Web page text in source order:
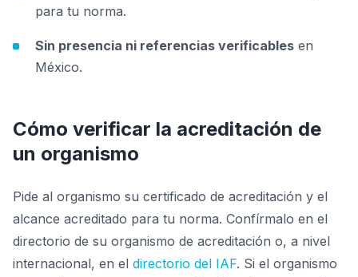
para tu norma.
Sin presencia ni referencias verificables en
México.
Cómo verificar la acreditación de
un organismo
Pide al organismo su certificado de acreditación y el
alcance acreditado para tu norma. Confírmalo en el
directorio de su organismo de acreditación o, a nivel
internacional, en el directorio del IAF. Si el organismo